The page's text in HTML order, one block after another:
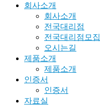
회사소개
회사소개
전국대리점
전국대리점모집
오시는길
제품소개
제품소개
인증서
인증서
자료실